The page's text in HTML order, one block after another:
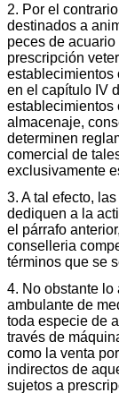
2. Por el
destinados a
peces de
prescripción
establecimientos
en el capítulo IV
establecimientos
almacenaje,
determinen
comercial de
exclusivamente
3. A tal efecto,
dediquen a la
el párrafo
conselleria
términos que se
4. No obstante lo
ambulante de
toda especie de
través de
como la venta
indirectos de
sujetos a